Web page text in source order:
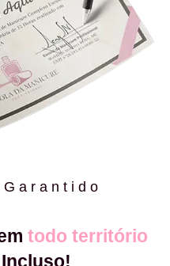
todo território
Incluso!